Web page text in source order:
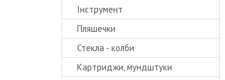
Інструмент
Пляшечки
Стекла - колби
Картриджи, мундштуки